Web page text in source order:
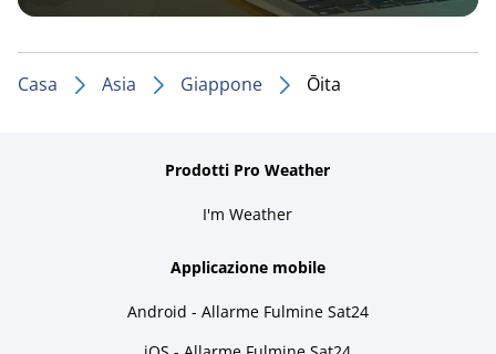
Casa Asia Giappone Ōita
Prodotti Pro Weather
I'm Weather
Applicazione mobile
Android - Allarme Fulmine Sat24